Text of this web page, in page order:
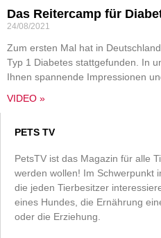
Das Reitercamp für
24/08/2021
Zum ersten Mal hat in
Typ 1 Diabetes stattgefunden. In
Ihnen spannende Impressionen
VIDEO »
PETS TV
PetsTV ist das Magazin für alle
werden wollen! Im Schwerpunkt
die jeden Tierbesitzer
eines Hundes, die Ernährung
oder die Erziehung.